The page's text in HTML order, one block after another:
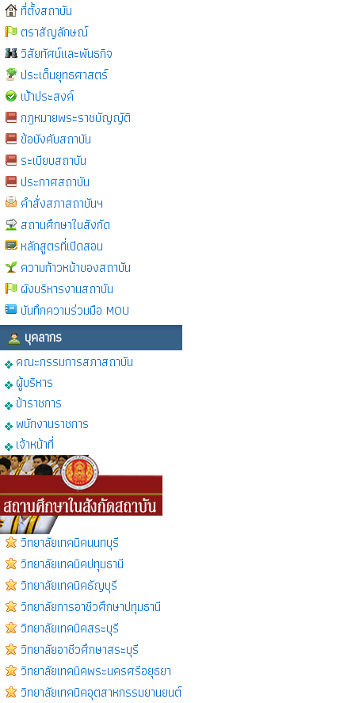
ที่ตั้งสถาบัน
ตราสัญลักษณ์
วิสัยทัศน์และพันธกิจ
ประเด็นยุทธศาสตร์
เป้าประสงค์
กฎหมายพระราชบัญญัติ
ข้อบังคับสถาบัน
ระเบียบสถาบัน
ประกาศสถาบัน
คำสั่งสภาสถาบันฯ
สถานศึกษาในสังกัด
หลักสูตรที่เปิดสอน
ความก้าวหน้าของสถาบัน
ผังบริหารงานสถาบัน
บันทึกความร่วมมือ MOU
บุคลากร
คณะกรรมการสภาสถาบัน
ผู้บริหาร
ข้าราชการ
พนักงานราชการ
เจ้าหน้าที่
วิทยาลัยเทคนิคนนทบุรี
วิทยาลัยเทคนิคปทุมธานี
วิทยาลัยเทคนิคธัญบุรี
วิทยาลัยการอาชีวศึกษาปทุมธานี
วิทยาลัยเทคนิคสระบุรี
วิทยาลัยอาชีวศึกษาสระบุรี
วิทยาลัยเทคนิคพระนครศรีอยุธยา
วิทยาลัยเทคนิคอุตสาหกรรมยานยนต์